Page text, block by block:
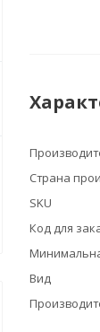
Страна
SKU
Код для
Вид